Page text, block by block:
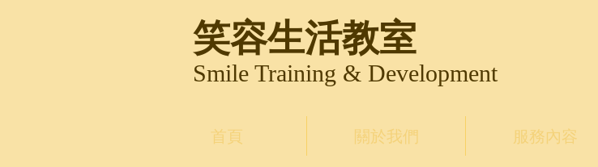
笑容生活教室
Smile Training & Development
首頁 關於我們 服務內容